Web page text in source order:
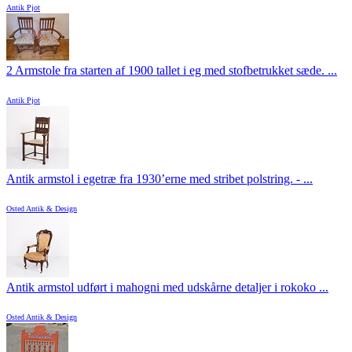
Antik Pjot
2 Armstole fra starten af 1900 tallet i eg med stofbetrukket sæde. ...
Antik Pjot
Antik armstol i egetræ fra 1930’erne med stribet polstring. - ...
Osted Antik & Design
Antik armstol udført i mahogni med udskårne detaljer i rokoko ...
Osted Antik & Design